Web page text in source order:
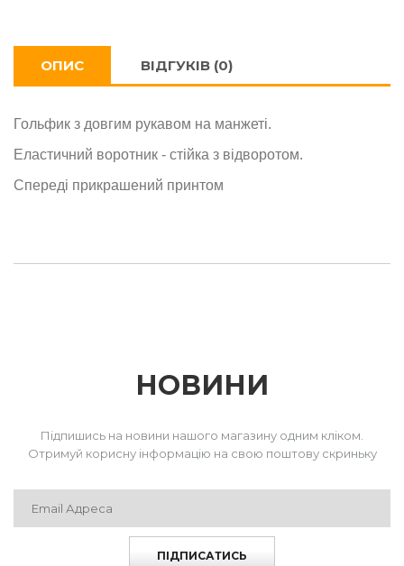
ОПИС ВІДГУКІВ (0)
Гольфик з довгим рукавом на манжеті.
Еластичний воротник - стійка з відворотом.
Спереді прикрашений принтом
НОВИНИ
Підпишись на новини нашого магазину одним кліком.
Отримуй корисну інформацію на свою поштову скриньку
ПІДПИСАТИСЬ